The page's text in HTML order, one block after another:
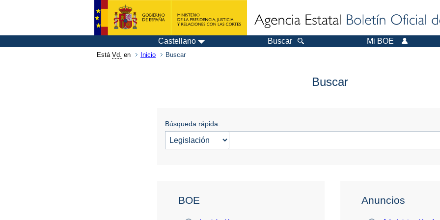
Castellano Buscar Mi BOE
Está Vd. en Inicio Buscar
Buscar
Búsqueda rápida:
BOE Anuncios